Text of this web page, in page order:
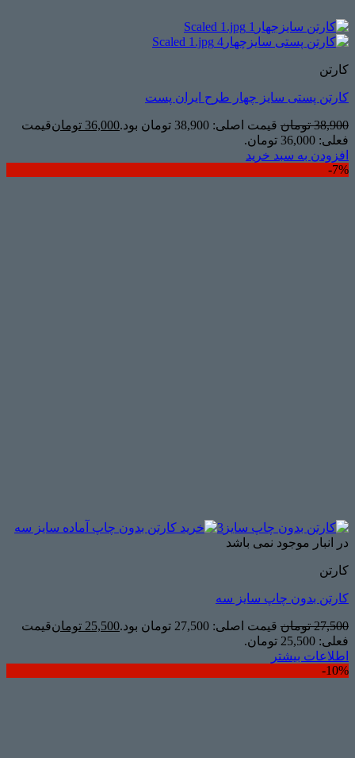
کارتن
کارتن پستی سایز چهار طرح ایران پست
38,900 تومان قیمت اصلی: 38,900 تومان بود. 36,000 تومانقیمت
فعلی: 36,000 تومان.
افزودن به سبد خرید
7%-
در انبار موجود نمی باشد
کارتن
کارتن بدون چاپ سایز سه
27,500 تومان قیمت اصلی: 27,500 تومان بود. 25,500 تومانقیمت
فعلی: 25,500 تومان.
اطلاعات بیشتر
10%-